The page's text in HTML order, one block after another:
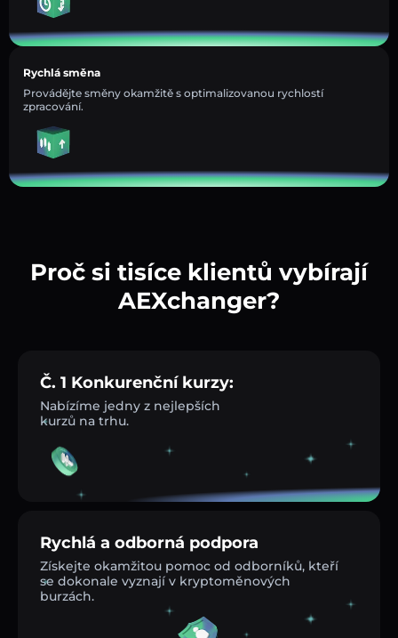
Rychlá směna
Provádějte směny okamžitě s optimalizovanou rychlostí
zpracování.
Proč si tisíce klientů vybírají
AEXchanger?
Č. 1 Konkurenční kurzy:
Nabízíme jedny z nejlepších
kurzů na trhu.
Rychlá a odborná podpora
Získejte okamžitou pomoc od odborníků, kteří
se dokonale vyznají v kryptoměnových
burzách.